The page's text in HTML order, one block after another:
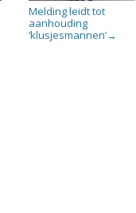
Melding leidt tot
aanhouding
‘klusjesmannen’→